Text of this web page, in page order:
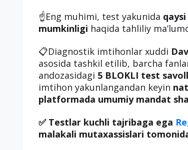
☝️Eng muhimi, test yakunida
mumkinligi haqida tahliliy
📋Diagnostik imtihonlar xuddi
asosida tashkil etilib, barcha
andozasidagi 5 BLOKLI test
imtihon yakunlangandan keyin
platformada umumiy mandat
✅ Testlar kuchli tajribaga ega
malakali mutaxassislari